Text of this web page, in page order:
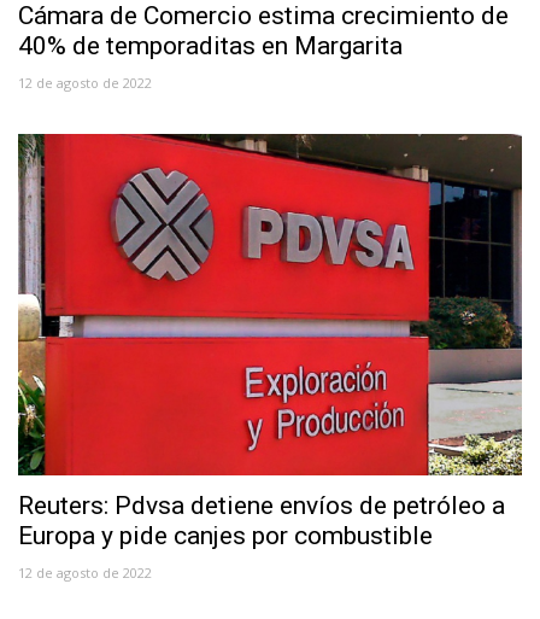
Cámara de Comercio estima crecimiento de
40% de temporaditas en Margarita
12 de agosto de 2022
Reuters: Pdvsa detiene envíos de petróleo a
Europa y pide canjes por combustible
12 de agosto de 2022